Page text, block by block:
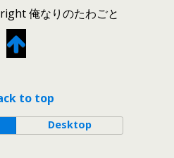
俺なりのたわごと
to top
Desktop